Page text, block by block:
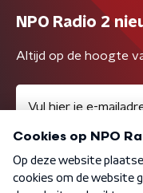
NPO Radio 2
Altijd op de hoogte